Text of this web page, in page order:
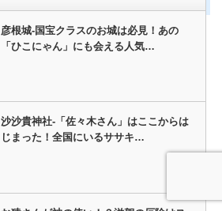
彦根城-国宝クラスのお城は必見！あの
「ひこにゃん」にも会える人気…
沙沙貴神社-「佐々木さん」はここからは
じまった！全国にいるササキ…